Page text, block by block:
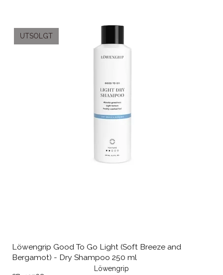
UTSOLGT
Löwengrip Good To Go Light (Soft Breeze and
Bergamot) - Dry Shampoo 250 ml
Löwengrip